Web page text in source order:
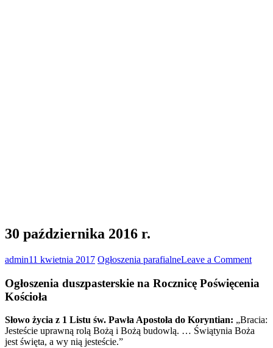
30 października 2016 r.
admin11 kwietnia 2017 Ogłoszenia parafialneLeave a Commenton
Ogłoszenia duszpasterskie na Rocznicę Poświęcenia
Kościoła
Słowo życia z 1 Listu św. Pawła Apostoła do Koryntian: „Bracia:
Jesteście uprawną rolą Bożą i Bożą budowlą. … Świątynia Boża
jest święta, a wy nią jesteście.”